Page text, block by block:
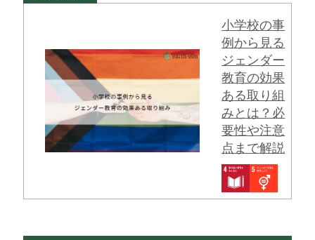
小学校の事
例から見る
ジェンダー
教育の効果
ある取り組
みとは？必
要性や注意
点まで解説